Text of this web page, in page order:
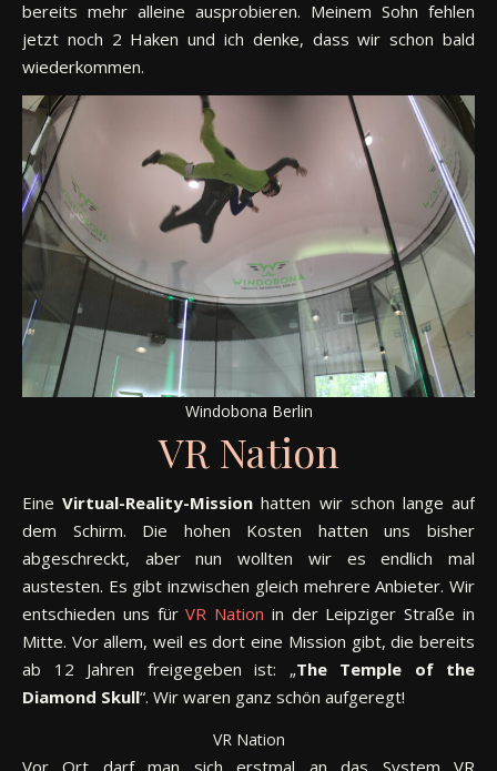
bereits mehr alleine ausprobieren. Meinem Sohn fehlen
jetzt noch 2 Haken und ich denke, dass wir schon bald
wiederkommen.
Windobona Berlin
VR Nation
EineVirtual-Reality-Mission hatten wir schon lange auf
dem Schirm. Die hohen Kosten hatten uns bisher
abgeschreckt, aber nun wollten wir es endlich mal
austesten. Es gibt inzwischen gleich mehrere Anbieter. Wir
entschieden uns fürVR Nation in der Leipziger Straße in
Mitte. Vor allem, weil es dort eine Mission gibt, die bereits
ab 12 Jahren freigegeben ist: „The Temple of the
Diamond Skull“. Wir waren ganz schön aufgeregt!
VR Nation
Vor Ort darf man sich erstmal an das System VR